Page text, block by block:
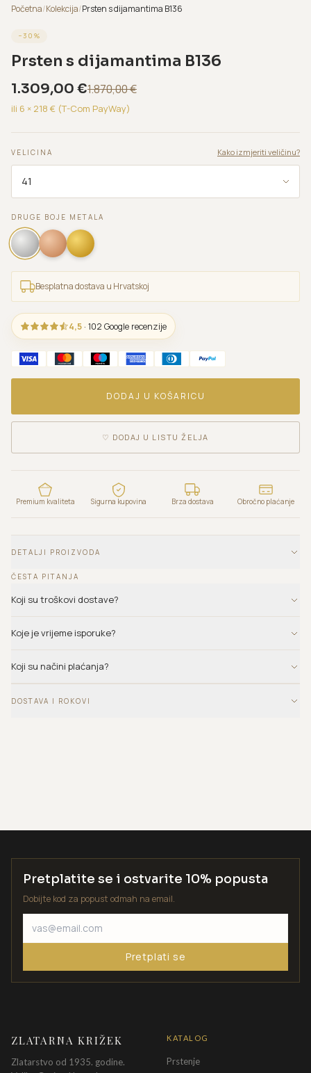
Početna/Kolekcija/Prsten s dijamantima B136
−30 %
Prsten s dijamantima B136
1.309,00 €1.870,00€
ili 6 × 218 € (T-Com PayWay)
VELICINA Kako izmjeriti veličinu?
DRUGE BOJE METALA
Besplatna dostava u Hrvatskoj
4,5 · 102 Google recenzije
DODAJ U KOŠARICU
♡ DODAJ U LISTU ŽELJA
Premium kvaliteta Sigurna kupovina Brza dostava Obročno plaćanje
DETALJI PROIZVODA
ČESTA PITANJA
Koji su troškovi dostave?
Koje je vrijeme isporuke?
Koji su načini plaćanja?
DOSTAVA I ROKOVI
Pretplatite se i ostvarite 10% popusta
Dobijte kod za popust odmah na email.
Pretplati se
ZLATARNA KRIŽEK
Zlatarstvo od 1935. godine.
KATALOG
Prstenje